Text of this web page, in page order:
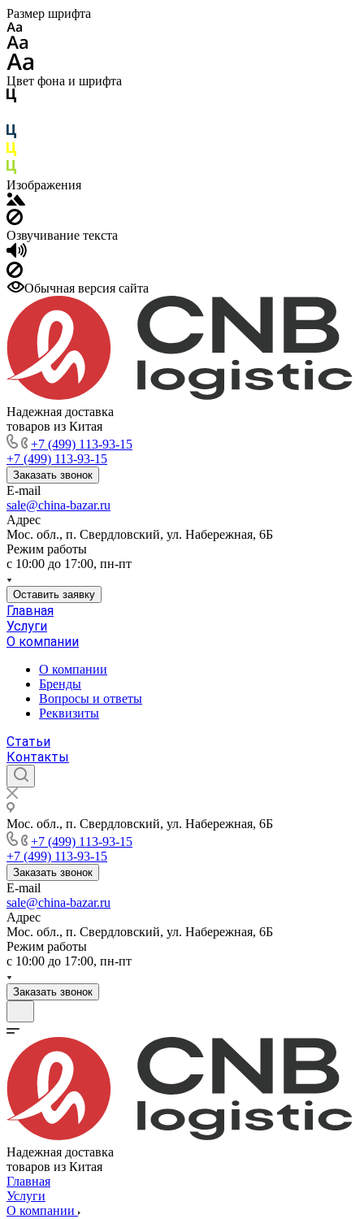
Размер шрифта
Цвет фона и шрифта
Изображения
Озвучивание текста
Обычная версия сайта
Надежная доставка
товаров из Китая
+7 (499) 113-93-15
+7 (499) 113-93-15
Заказать звонок
E-mail
sale@china-bazar.ru
Адрес
Мос. обл., п. Свердловский, ул. Набережная, 6Б
Режим работы
c 10:00 до 17:00, пн-пт
Оставить заявку
Главная
Услуги
О компании
О компании
Бренды
Вопросы и ответы
Реквизиты
Статьи
Контакты
Мос. обл., п. Свердловский, ул. Набережная, 6Б
+7 (499) 113-93-15
+7 (499) 113-93-15
Заказать звонок
E-mail
sale@china-bazar.ru
Адрес
Мос. обл., п. Свердловский, ул. Набережная, 6Б
Режим работы
c 10:00 до 17:00, пн-пт
Заказать звонок
Надежная доставка
товаров из Китая
Главная
Услуги
О компании